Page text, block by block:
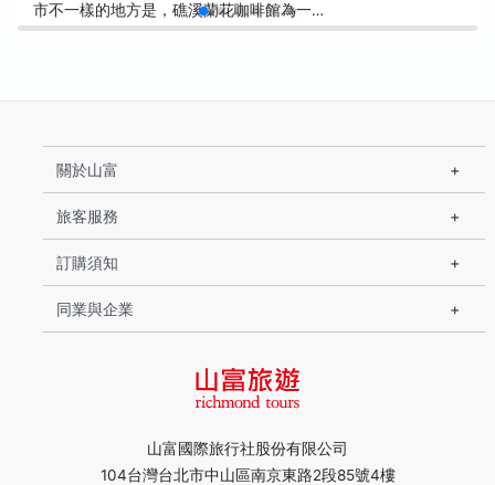
市不一樣的地方是，礁溪蘭花咖啡館為一…
山富國際旅行社股份有限公司
104台灣台北市中山區南京東路2段85號4樓
關於山富
旅客服務
訂購須知
同業與企業